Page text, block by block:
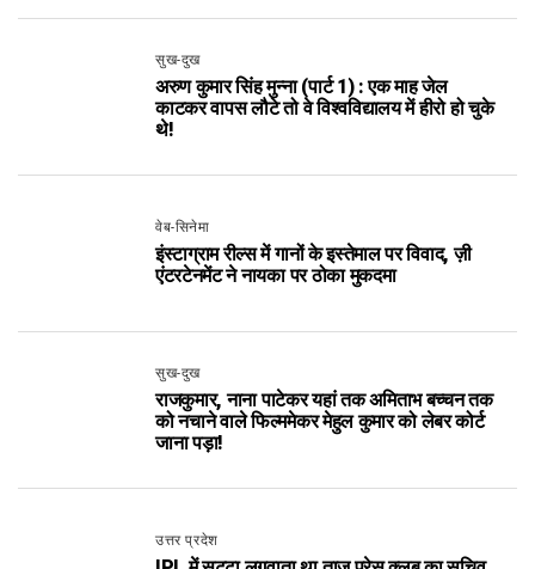
सुख-दुख
अरुण कुमार सिंह मुन्ना (पार्ट 1) : एक माह जेल
काटकर वापस लौटे तो वे विश्वविद्यालय में हीरो हो चुके
थे!
वेब-सिनेमा
इंस्टाग्राम रील्स में गानों के इस्तेमाल पर विवाद, ज़ी
एंटरटेनमेंट ने नायका पर ठोका मुकदमा
सुख-दुख
राजकुमार, नाना पाटेकर यहां तक अमिताभ बच्चन तक
को नचाने वाले फिल्ममेकर मेहुल कुमार को लेबर कोर्ट
जाना पड़ा!
उत्तर प्रदेश